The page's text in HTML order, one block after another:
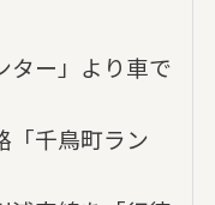
ター」より車で
「千鳥町ラン